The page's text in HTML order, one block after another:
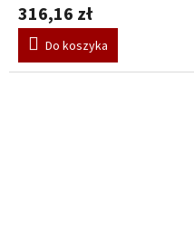
316,16 zł
Do koszyka